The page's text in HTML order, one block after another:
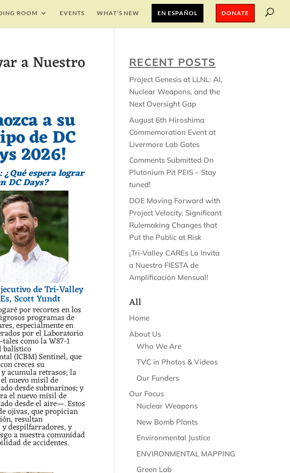
ROOM EVENTS WHAT’S NEW EN ESPAÑOL DONATE
a Nuestro
a su
de DC
2026!
espera lograr
DC Days?
de Tri-Valley
Scott Yundt
por recortes en los
programas de
especialmente en
por el Laboratorio
como la W87-1
(ICBM) Sentinel, que
creces su
acumula retrasos; la
nuevo misil de
desde submarinos; y
el nuevo misil de
desde el aire—. Estos
ojivas, que propician
resultan
despilfarradores, y
a nuestra comunidad
de accidentes.
RECENT POSTS
Project Genesis at LLNL: AI,
Nuclear Weapons, and the
Next Oversight Gap
August 6th Hiroshima
Commemoration Event at
Livermore Lab Gates
Comments Submitted On
Plutonium Pit PEIS – Stay
tuned!
DOE Moving Forward with
Project Velocity, Significant
Rulemaking Changes that
Put the Public at Risk
¡Tri-Valley CAREs Lo Invita
a Nuestra FIESTA de
Amplificación Mensual!
All
Home
About Us
Who We Are
TVC in Photos & Videos
Our Funders
Our Focus
Nuclear Weapons
New Bomb Plants
Environmental Justice
ENVIRONMENTAL MAPPING
Green Lab